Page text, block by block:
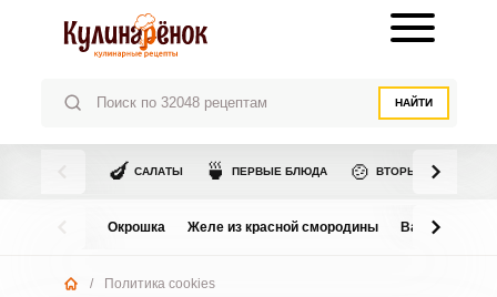
НАЙТИ
🍆 САЛАТЫ 🍵 ПЕРВЫЕ БЛЮДА 🍲 ВТОРЫЕ БЛЮДА
Окрошка Желе из красной смородины Варенье из
/ Политика cookies